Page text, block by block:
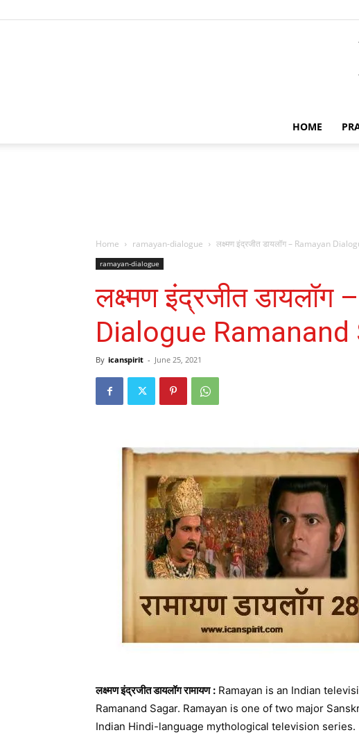
HOME
Home ramayan-dialogue लक्ष्मण इंद्रजीत डायलॉग – Ramayan
ramayan-dialogue
लक्ष्मण इंद्रजीत डायलॉग
Dialogue Ramanand
By icanspirit - June 25, 2021
लक्ष्मण इंद्रजीत डायलॉग रामायण : Ramayan is an Indian
Ramanand Sagar. Ramayan is one of two major
Indian Hindi-language mythological television series.